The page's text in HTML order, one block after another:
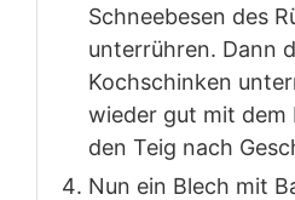
Schneebesen des
unterrühren. Dann
Kochschinken
wieder gut mit dem
den Teig nach
Nun ein Blech mit